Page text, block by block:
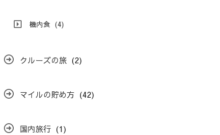
機内食 (4)
クルーズの旅 (2)
マイルの貯め方 (42)
国内旅行 (1)